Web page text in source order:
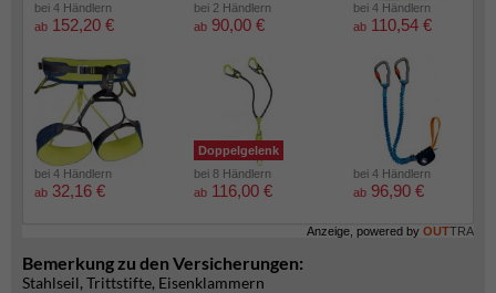
bei 4 Händlern
ab 152,20 €
bei 2 Händlern
ab 90,00 €
bei 4 Händlern
ab 110,54 €
bei 4 Händlern
ab 32,16 €
Doppelgelenk
bei 8 Händlern
ab 116,00 €
bei 4 Händlern
ab 96,90 €
Anzeige, powered by OUTTRA
Bemerkung zu den Versicherungen:
Stahlseil, Trittstifte, Eisenklammern